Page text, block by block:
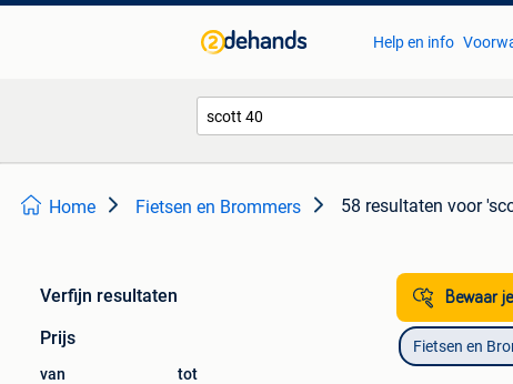
Help en info
Home Fietsen en Brommers 58 resultaten voor
Verfijn resultaten
Prijs
van tot
Bewaar
Fietsen en